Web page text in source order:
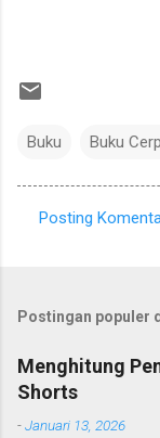
Buku Buku
n
t
a
Posting
Postingan populer
Menghitung
Shorts
-Januari 13, 2026